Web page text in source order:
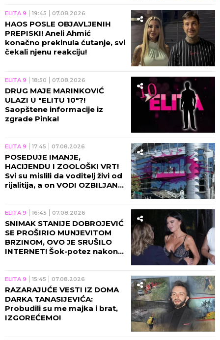
ELITA 9 19:45 07.08.2026
HAOS POSLE OBJAVLJENIH
PREPISKI! Aneli Ahmić
konačno prekinula ćutanje, svi
čekali njenu reakciju!
ELITA 9 18:50 07.08.2026
DRUG MAJE MARINKOVIĆ
ULAZI U "ELITU 10"?!
Saopštene informacije iz
zgrade Pinka!
ELITA 9 17:45 07.08.2026
POSEDUJE IMANJE,
HACIJENDU I ZOOLOŠKI VRT!
Svi su mislili da voditelj živi od
rijalitija, a on VODI OZBILJAN
ELITA 9 16:45 07.08.2026
SNIMAK STANIJE DOBROJEVIĆ
SE PROŠIRIO MUNJEVITOM
BRZINOM, OVO JE SRUŠILO
INTERNET! Šok-potez nakon
ELITA 9 15:45 07.08.2026
RAZARAJUĆE VESTI IZ DOMA
DARKA TANASIJEVIĆA:
Probudili su me majka i brat,
IZGOREĆEMO!